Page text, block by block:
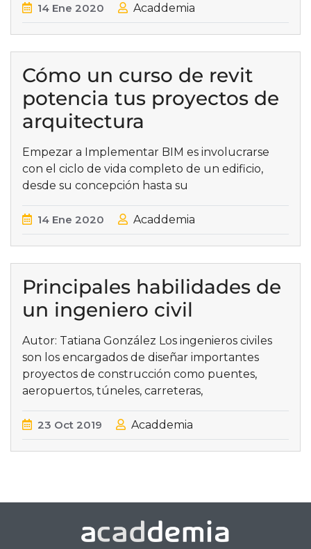
14 Ene 2020 Acaddemia
Cómo un curso de revit
potencia tus proyectos de
arquitectura
Empezar a Implementar BIM es involucrarse
con el ciclo de vida completo de un edificio,
desde su concepción hasta su
14 Ene 2020 Acaddemia
Principales habilidades de
un ingeniero civil
Autor: Tatiana González Los ingenieros civiles
son los encargados de diseñar importantes
proyectos de construcción como puentes,
aeropuertos, túneles, carreteras,
23 Oct 2019 Acaddemia